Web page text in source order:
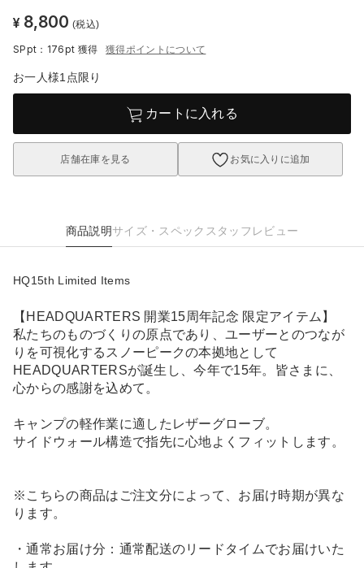
¥ 8,800 (税込)
SPpt：176pt 獲得 獲得ポイントについて
お一人様1点限り
カートに入れる
店舗在庫を見る お気に入りに追加
商品説明サイズ・スペック スタッフレビュー
HQ15th Limited Items
【HEADQUARTERS 開業15周年記念 限定アイテム】
私たちのものづくりの原点であり、ユーザーとのつなが
りを可視化するスノーピークの本拠地として
HEADQUARTERSが誕生し、今年で15年。皆さまに、
心からの感謝を込めて。
キャンプの軽作業に適したレザーグローブ。
サイドウォール構造で指先に心地よくフィットします。
※こちらの商品はご注文分によって、お届け時期が異な
ります。
・通常お届け分：通常配送のリードタイムでお届けいた